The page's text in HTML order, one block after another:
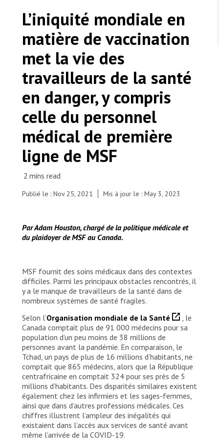
Les États négligent leur obligation de protéger les
personnes civiles et les services de santé en temps
de guerre
Urgence Ebola
Séismes au Venezuela : conséquences et intervention
de MSF
Dons des fondations
Partenariat d’entreprise
MSF l'entrepôt. Un cadeau qui en dit long.
Les Amis de MSF
Devenez bénévoles au Canada
Travailler avec MSF
Travailler à l’étranger
Travailler au Canada
Nous recrutons : Logisticien ou logisticienne
technique
Mohammed Al Ghabri, Medical referent.
© MSF/Hareth Mohammed
L’iniquité mondiale en
matière de vaccination
met la vie des
travailleurs de la santé
en danger, y compris
celle du personnel
médical de première
ligne de MSF
Publié le : Nov 25, 2021 Mis à jour le : May 3, 2023
Par Adam Houston, chargé de la politique médicale et
du plaidoyer de MSF au Canada.
MSF fournit des soins médicaux dans des contextes
difficiles. Parmi les principaux obstacles rencontrés, il
y a le manque de travailleurs de la santé dans de
nombreux systèmes de santé fragiles.
Selon l’Organisation mondiale de la Santé
, le
Canada comptait plus de 91 000 médecins pour sa
population d’un peu moins de 38 millions de
personnes avant la pandémie. En comparaison, le
Tchad, un pays de plus de 16 millions d’habitants, ne
comptait que 865 médecins, alors que la République
centrafricaine en comptait 324 pour ses près de 5
millions d’habitants. Des disparités similaires existent
également chez les infirmiers et les sages-femmes,
ainsi que dans d’autres professions médicales. Ces
chiffres illustrent l’ampleur des inégalités qui
existaient dans l’accès aux services de santé avant
même l’arrivée de la COVID-19.